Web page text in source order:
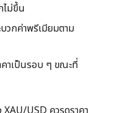
ไม่ขึ้น
วกค่าพรีเมียมตาม
าเป็นรอบ ๆ ขณะที่